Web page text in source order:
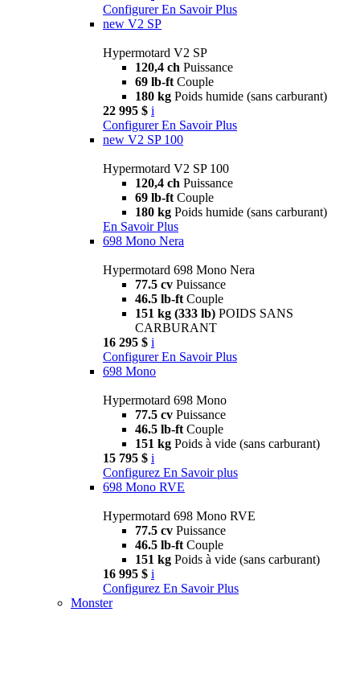
Configurer En Savoir Plus
new V2 SP
Hypermotard V2 SP
120,4 ch Puissance
69 lb-ft Couple
180 kg Poids humide (sans carburant)
22 995 $ i
Configurer En Savoir Plus
new V2 SP 100
Hypermotard V2 SP 100
120,4 ch Puissance
69 lb-ft Couple
180 kg Poids humide (sans carburant)
En Savoir Plus
698 Mono Nera
Hypermotard 698 Mono Nera
77.5 cv Puissance
46.5 lb-ft Couple
151 kg (333 lb) POIDS SANS
CARBURANT
16 295 $ i
Configurer En Savoir Plus
698 Mono
Hypermotard 698 Mono
77.5 cv Puissance
46.5 lb-ft Couple
151 kg Poids à vide (sans carburant)
15 795 $ i
Configurez En Savoir plus
698 Mono RVE
Hypermotard 698 Mono RVE
77.5 cv Puissance
46.5 lb-ft Couple
151 kg Poids à vide (sans carburant)
16 995 $ i
Configurez En Savoir Plus
Monster